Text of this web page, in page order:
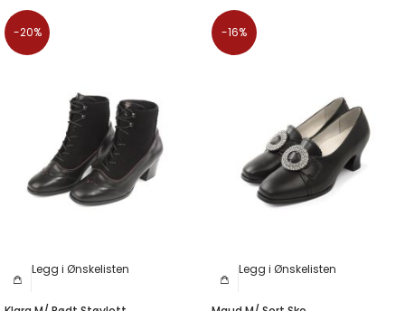
-20%
Legg i Ønskelisten
-16%
Legg i Ønskelisten